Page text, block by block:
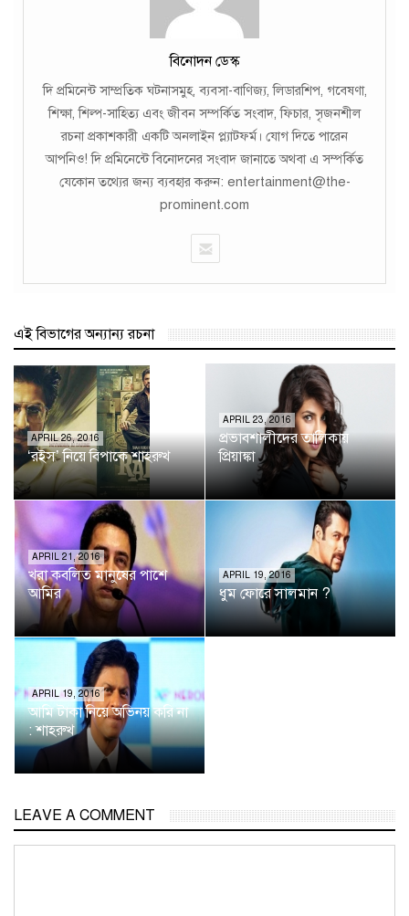
বিনোদন ডেস্ক
দি প্রমিনেন্ট সাম্প্রতিক ঘটনাসমুহ, ব্যবসা-বাণিজ্য, লিডারশিপ, গবেষণা,
শিক্ষা, শিল্প-সাহিত্য এবং জীবন সম্পর্কিত সংবাদ, ফিচার, সৃজনশীল
রচনা প্রকাশকারী একটি অনলাইন প্ল্যাটফর্ম। যোগ দিতে পারেন
আপনিও! দি প্রমিনেন্টে বিনোদনের সংবাদ জানাতে অথবা এ সম্পর্কিত
যেকোন তথ্যের জন্য ব্যবহার করুন: entertainment@the-
prominent.com
এই বিভাগের অন্যান্য রচনা
APRIL 26, 2016
‘রইস’ নিয়ে বিপাকে শাহরুখ
APRIL 23, 2016
প্রভাবশালীদের তালিকায়
প্রিয়াঙ্কা
APRIL 21, 2016
খরা কবলিত মানুষের পাশে
আমির
APRIL 19, 2016
ধুম ফোরে সালমান ?
APRIL 19, 2016
আমি টাকা নিয়ে অভিনয় করি না
: শাহরুখ
LEAVE A COMMENT